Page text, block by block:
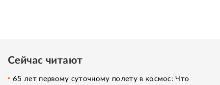
Сейчас читают
65 лет первому суточному полету в космос: Что